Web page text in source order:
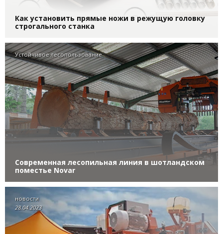
Как установить прямые ножи в режущую головку
строгального станка
Устойчивое лесопользование
Современная лесопильная линия в шотландском
поместье Novar
новости
28.04.2023